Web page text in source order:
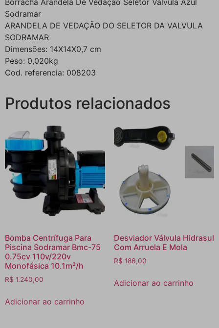
Borracha Arandela De Vedação Seletor Válvula Azul
Sodramar
ARANDELA DE VEDAÇÃO DO SELETOR DA VALVULA
SODRAMAR
Dimensões: 14X14X0,7 cm
Peso: 0,020kg
Cod. referencia: 008203
Produtos relacionados
Bomba Centrífuga Para
Piscina Sodramar Bmc-75
0.75cv 110v/220v
Monofásica 10.1m³/h
R$ 1.240,00
Adicionar ao carrinho
Desviador Válvula Hidrasul
Com Arruela E Mola
R$ 186,00
Adicionar ao carrinho